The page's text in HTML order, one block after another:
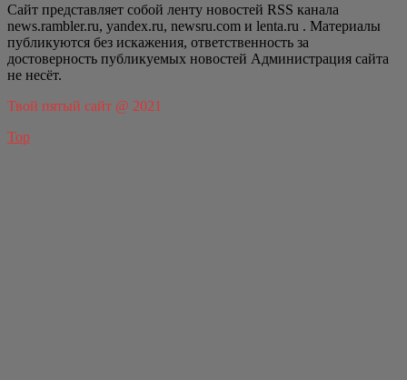
Сайт представляет собой ленту новостей RSS канала
news.rambler.ru, yandex.ru, newsru.com и lenta.ru . Материалы
публикуются без искажения, ответственность за
достоверность публикуемых новостей Администрация сайта
не несёт.
Твой пятый сайт @ 2021
Top